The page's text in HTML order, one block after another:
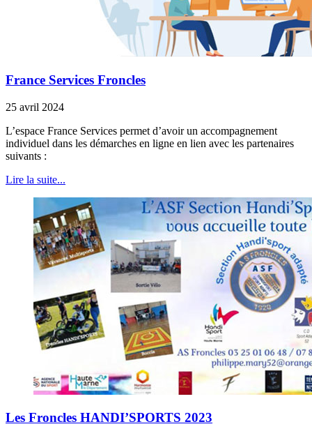
France Services Froncles
25 avril 2024
L’espace France Services permet d’avoir un accompagnement
individuel dans les démarches en ligne en lien avec les partenaires
suivants :
Lire la suite...
Les Froncles HANDI’SPORTS 2023